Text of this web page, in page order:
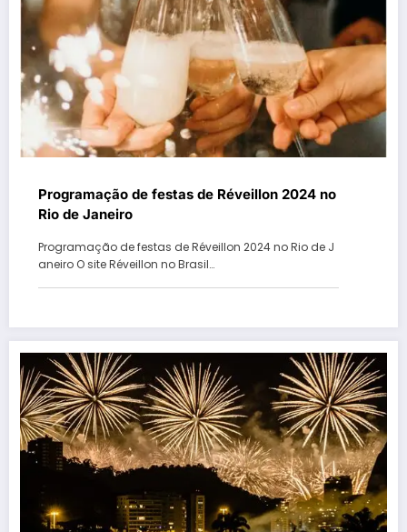
Programação de festas de Réveillon 2024 no
Rio de Janeiro
Programação de festas de Réveillon 2024 no Rio de J
aneiro O site Réveillon no Brasil…